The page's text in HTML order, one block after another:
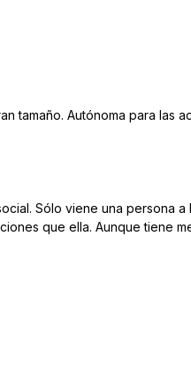
tamaño. Autónoma para las
Sólo viene una persona a
que ella. Aunque tiene